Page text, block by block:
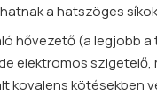
a hatszöges
hővezető (a legjobb
elektromos szigetelő,
kovalens kötésekben